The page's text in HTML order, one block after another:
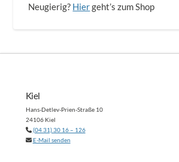
Neugierig? Hiergeht’s zum Shop
Kiel
Hans-Detlev-Prien-Straße 10
24106 Kiel
(04 31) 30 16 – 126
E-Mail senden